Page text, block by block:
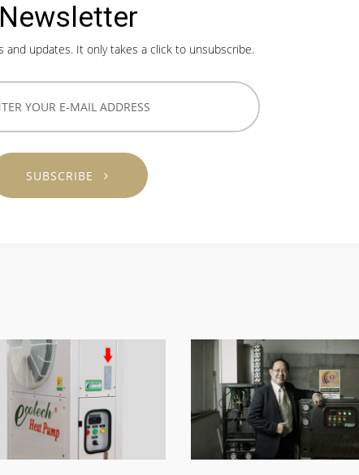
Newsletter
and updates. It only takes a click to unsubscribe.
SUBSCRIBE